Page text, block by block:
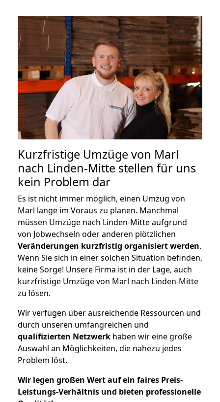
Kurzfristige Umzüge von Marl
nach Linden-Mitte stellen für uns
kein Problem dar
Es ist nicht immer möglich, einen Umzug von
Marl lange im Voraus zu planen. Manchmal
müssen Umzüge nach Linden-Mitte aufgrund
von Jobwechseln oder anderen plötzlichen
Veränderungen kurzfristig organisiert werden.
Wenn Sie sich in einer solchen Situation befinden,
keine Sorge! Unsere Firma ist in der Lage, auch
kurzfristige Umzüge von Marl nach Linden-Mitte
zu lösen.
Wir verfügen über ausreichende Ressourcen und
durch unseren umfangreichen und
qualifizierten Netzwerk haben wir eine große
Auswahl an Möglichkeiten, die nahezu jedes
Problem löst.
Wir legen großen Wert auf ein faires Preis-
Leistungs-Verhältnis und bieten professionelle